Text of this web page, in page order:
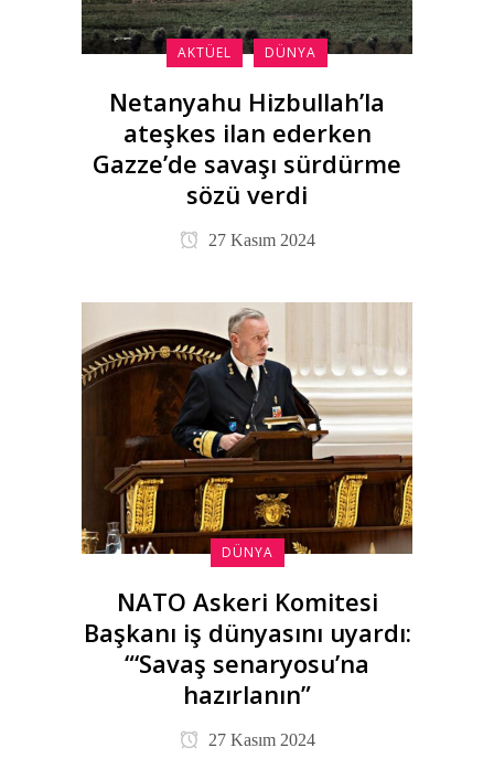
AKTÜEL DÜNYA
Netanyahu Hizbullah’la
ateşkes ilan ederken
Gazze’de savaşı sürdürme
sözü verdi
27 Kasım 2024
DÜNYA
NATO Askeri Komitesi
Başkanı iş dünyasını uyardı:
“‘Savaş senaryosu’na
hazırlanın”
27 Kasım 2024